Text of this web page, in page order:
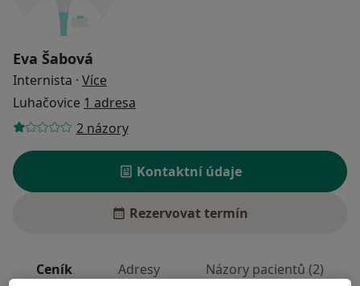
Eva Šabová
Internista · Více
Luhačovice 1 adresa
2 názory
Kontaktní údaje
Rezervovat termín
Ceník Adresy Názory pacientů (2)